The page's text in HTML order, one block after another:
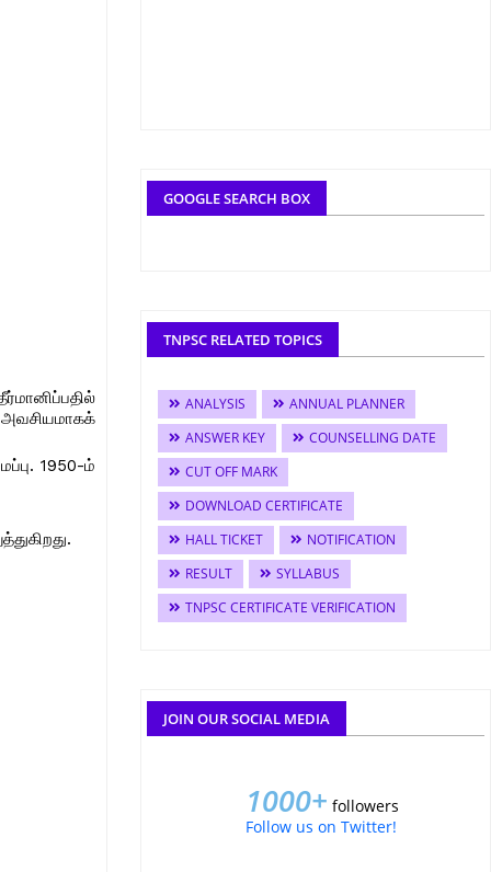
1950-ம்
GOOGLE SEARCH BOX
TNPSC RELATED TOPICS
ANALYSIS
ANNUAL PLANNER
ANSWER KEY
COUNSELLING DATE
CUT OFF MARK
DOWNLOAD CERTIFICATE
HALL TICKET
NOTIFICATION
RESULT
SYLLABUS
TNPSC CERTIFICATE VERIFICATION
JOIN OUR SOCIAL MEDIA
1000+ followers
Follow us on Twitter!